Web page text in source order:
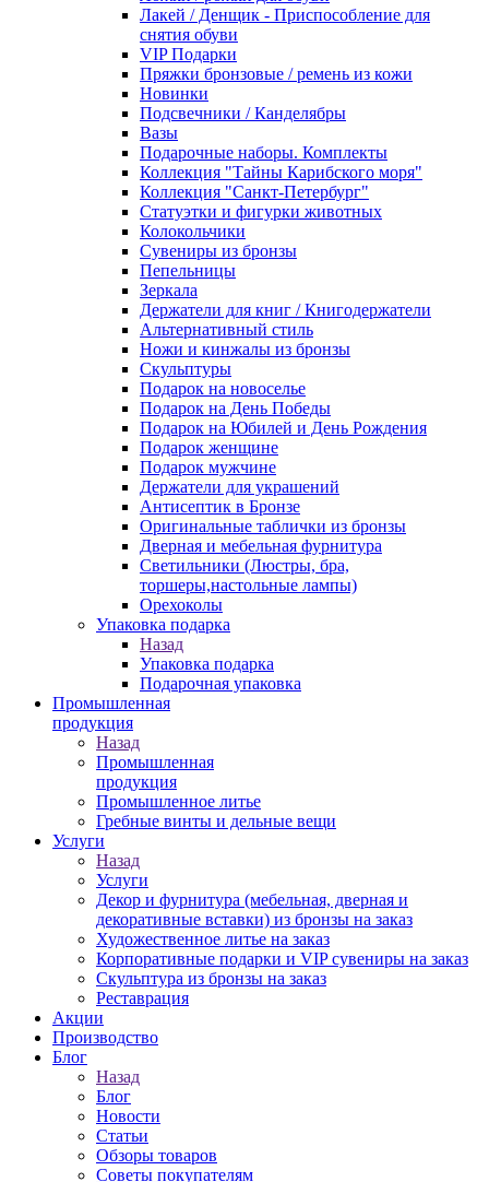
Лакей / Денщик - Приспособление для
снятия обуви
VIP Подарки
Пряжки бронзовые / ремень из кожи
Новинки
Подсвечники / Канделябры
Вазы
Подарочные наборы. Комплекты
Коллекция "Тайны Карибского моря"
Коллекция "Санкт-Петербург"
Статуэтки и фигурки животных
Колокольчики
Сувениры из бронзы
Пепельницы
Зеркала
Держатели для книг / Книгодержатели
Альтернативный стиль
Ножи и кинжалы из бронзы
Скульптуры
Подарок на новоселье
Подарок на День Победы
Подарок на Юбилей и День Рождения
Подарок женщине
Подарок мужчине
Держатели для украшений
Антисептик в Бронзе
Оригинальные таблички из бронзы
Дверная и мебельная фурнитура
Светильники (Люстры, бра,
торшеры,настольные лампы)
Орехоколы
Упаковка подарка
Назад
Упаковка подарка
Подарочная упаковка
Промышленная
продукция
Назад
Промышленная
продукция
Промышленное литье
Гребные винты и дельные вещи
Услуги
Назад
Услуги
Декор и фурнитура (мебельная, дверная и
декоративные вставки) из бронзы на заказ
Художественное литье на заказ
Корпоративные подарки и VIP сувениры на заказ
Скульптура из бронзы на заказ
Реставрация
Акции
Производство
Блог
Назад
Блог
Новости
Статьи
Обзоры товаров
Советы покупателям